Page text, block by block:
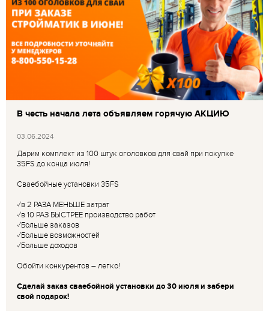
В честь начала лета объявляем горячую АКЦИЮ
03.06.2024
Дарим комплект из 100 штук оголовков для свай при покупке
35FS до конца июля!
Сваебойные установки 35FS
✓в 2 РАЗА МЕНЬШЕ затрат
✓в 10 РАЗ БЫСТРЕЕ производство работ
✓Больше заказов
✓Больше возможностей
✓Больше доходов
Обойти конкурентов – легко!
Сделай заказ сваебойной установки до 30 июля и забери
свой подарок!